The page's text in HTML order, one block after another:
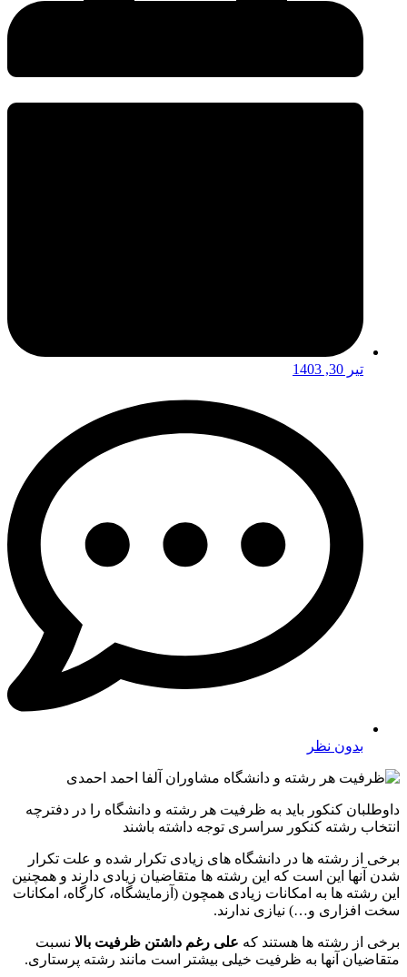
تیر 30, 1403
بدون نظر
داوطلبان کنکور باید به ظرفیت هر رشته و دانشگاه را در دفترچه
انتخاب رشته کنکور سراسری توجه داشته باشند
برخی از رشته ها در دانشگاه های زیادی تکرار شده و علت تکرار
شدن آنها این است که این رشته ها متقاضیان زیادی دارند و همچنین
این رشته ها به امکانات زیادی همچون (آزمایشگاه، کارگاه، امکانات
سخت افزاری و…) نیازی ندارند.
برخی از رشته ها هستند که علی رغم داشتن ظرفیت بالا نسبت
متقاضیان آنها به ظرفیت خیلی بیشتر است مانند رشته پرستاری.